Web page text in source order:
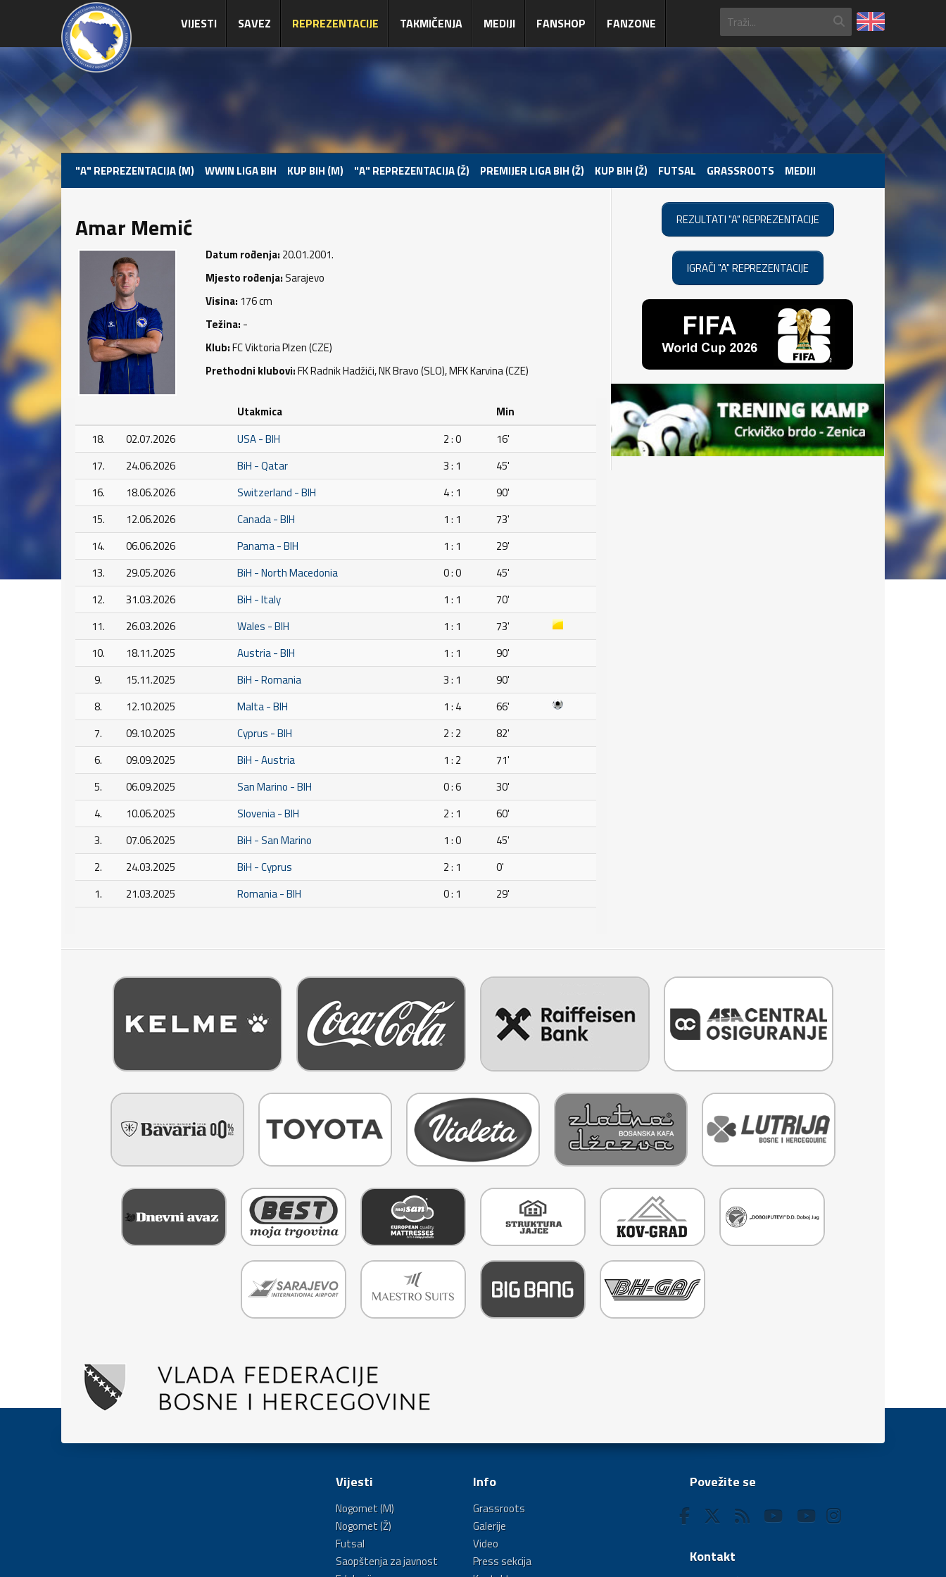
VIJESTI SAVEZ REPREZENTACIJE TAKMIČENJA MEDIJI FANSHOP FANZONE
"A" REPREZENTACIJA (M) WWIN LIGA BIH KUP BIH (M) "A" REPREZENTACIJA (Ž) PREMIJER LIGA BIH (Ž) KUP BIH (Ž) FUTSAL GRASSROOTS MEDIJI
Amar Memić
Datum rođenja: 20.01.2001.
Mjesto rođenja:Sarajevo
Visina: 176 cm
Težina: -
Klub:FC Viktoria Plzen (CZE)
Prethodni klubovi:FK Radnik Hadžići, NK Bravo (SLO), MFK Karvina (CZE)
Utakmica
Min
18.
02.07.2026 USA - BIH 2 : 0
16'
17.
24.06.2026 BiH - Qatar 3 : 1
45'
16.
18.06.2026 Switzerland - BIH 4 : 1
90'
15.
12.06.2026 Canada - BIH 1 : 1
73'
14.
06.06.2026 Panama - BIH 1 : 1
29'
13.
29.05.2026 BiH - North Macedonia 0 : 0
45'
12.
31.03.2026 BiH - Italy 1 : 1
70'
11.
26.03.2026 Wales - BIH 1 : 1
73'
10.
18.11.2025 Austria - BIH 1 : 1
90'
9.
15.11.2025 BiH - Romania 3 : 1
90'
8.
12.10.2025 Malta - BIH 1 : 4
66'
7.
09.10.2025 Cyprus - BIH 2 : 2
82'
6.
09.09.2025 BiH - Austria 1 : 2
71'
5.
06.09.2025 San Marino - BIH 0 : 6
30'
4.
10.06.2025 Slovenia - BIH 2 : 1
60'
3.
07.06.2025 BiH - San Marino 1 : 0
45'
2.
24.03.2025 BiH - Cyprus 2 : 1
0'
1.
21.03.2025 Romania - BIH 0 : 1 29'
REZULTATI "A" REPREZENTACIJE
IGRAČI "A" REPREZENTACIJE
Vijesti
Nogomet (M)
Nogomet (Ž)
Futsal
Saopštenja za javnost
Info
Grassroots
Galerije
Video
Press sekcija
Povežite se
Kontakt